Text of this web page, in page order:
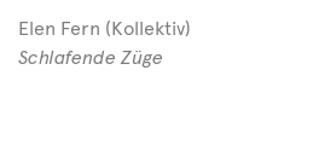
Elen Fern (Kollektiv)
Schlafende Züge